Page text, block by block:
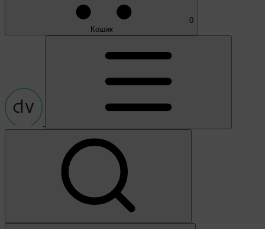
0
Кошик